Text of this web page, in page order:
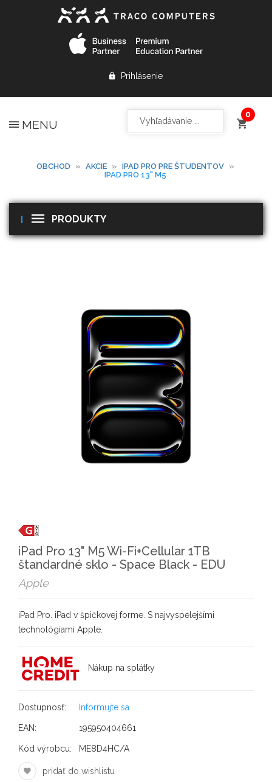
Prihlásenie
MENU
OBCHOD » AKCIE » IPAD PRO PRE ŠTUDENTOV »
IPAD PRO 13" M5
PRODUKTY
iPad Pro 13" M5 Wi-Fi+Cellular 1TB
štandardné sklo - Space Black - EDU
Apple
iPad Pro. iPad v špičkovej forme. S najvyspelejšími
technológiami Apple.
Nákup na splátky
Dostupnosť: Informujte sa
EAN: 195950404661
Kód výrobcu: ME8D4HC/A
pridať do wishlistu